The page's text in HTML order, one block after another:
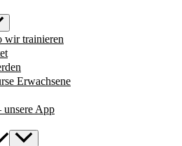
wir trainieren
Erwachsene
App